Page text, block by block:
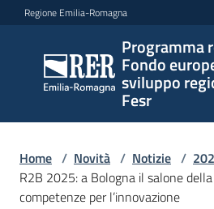
Vai al contenuto
Vai alla navigazione
Vai al footer
Regione Emilia-Romagna
Programma
Fondo
sviluppo
Fesr
Programma
regionale
Fondo
europeo di
regionale -
Fesr
Home / Novità / Notizie /
R2B 2025: a Bologna il salone
competenze per l’innovazione